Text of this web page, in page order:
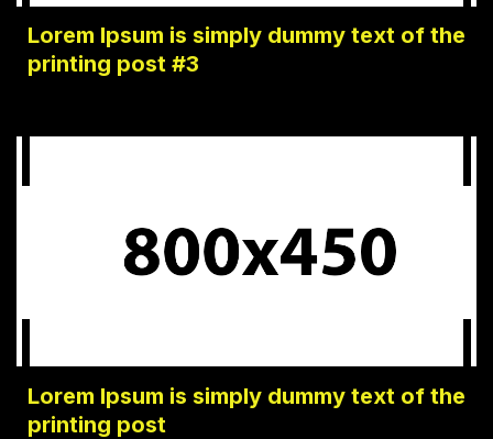
Lorem Ipsum is simply dummy text of the
printing post #3
Lorem Ipsum is simply dummy text of the
printing post